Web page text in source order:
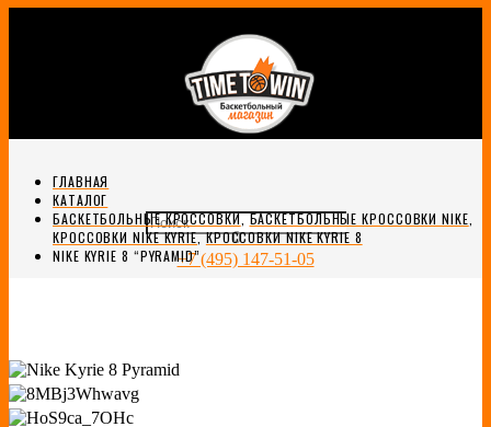
0
+7 (495) 147-51-05
ГЛАВНАЯ
КАТАЛОГ
БАСКЕТБОЛЬНЫЕ КРОССОВКИ,БАСКЕТБОЛЬНЫЕ КРОССОВКИ NIKE
КРОССОВКИ NIKE KYRIE,КРОССОВКИ NIKE KYRIE 8
NIKE KYRIE 8 “PYRAMID”